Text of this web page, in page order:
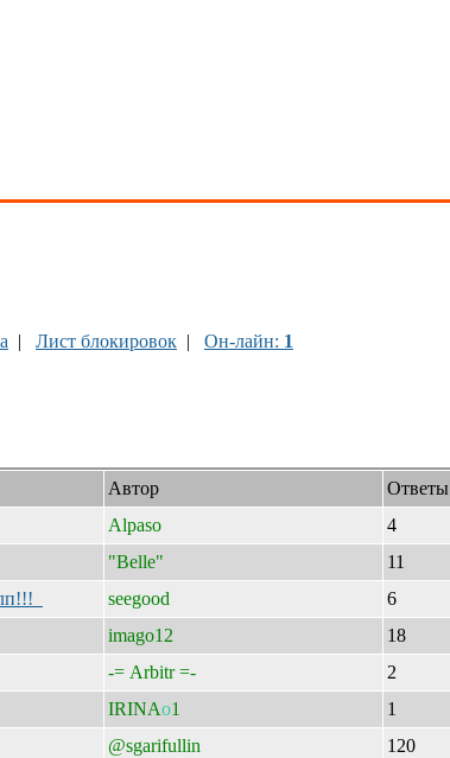
| Лист блокировок | Он-лайн: 1
Автор Ответы
Alpaso 4
"Belle" 11
seegood 6
imago12 18
-= Arbitr =- 2
IRINAо1 1
@sgarifullin 120